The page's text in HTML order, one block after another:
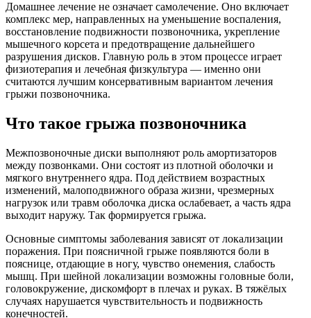
Домашнее лечение не означает самолечение. Оно включает
комплекс мер, направленных на уменьшение воспаления,
восстановление подвижности позвоночника, укрепление
мышечного корсета и предотвращение дальнейшего
разрушения дисков. Главную роль в этом процессе играет
физиотерапия и лечебная физкультура — именно они
считаются лучшим консервативным вариантом лечения
грыжи позвоночника.
Что такое грыжа позвоночника
Межпозвоночные диски выполняют роль амортизаторов
между позвонками. Они состоят из плотной оболочки и
мягкого внутреннего ядра. Под действием возрастных
изменений, малоподвижного образа жизни, чрезмерных
нагрузок или травм оболочка диска ослабевает, а часть ядра
выходит наружу. Так формируется грыжа.
Основные симптомы заболевания зависят от локализации
поражения. При поясничной грыже появляются боли в
пояснице, отдающие в ногу, чувство онемения, слабость
мышц. При шейной локализации возможны головные боли,
головокружение, дискомфорт в плечах и руках. В тяжёлых
случаях нарушается чувствительность и подвижность
конечностей.